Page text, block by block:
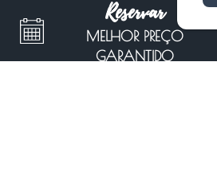
Reservar
MELHOR PREÇO
GARANTIDO